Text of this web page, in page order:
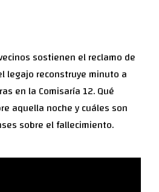
sostienen el reclamo de
legajo reconstruye minuto a
en la Comisaría 12. Qué
aquella noche y cuáles son
sobre el fallecimiento.